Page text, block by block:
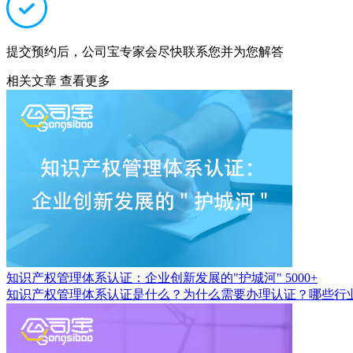
提交预约后，公司宝专家会尽快联系您并为您解答
相关文章 查看更多
知识产权管理体系认证：企业创新发展的"护城河" 5000+
知识产权管理体系认证是什么？为什么需要办理认证？哪些行